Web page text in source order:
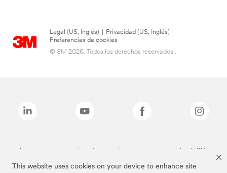
This website uses cookies on your device to enhance site
Legal (US, Inglés) Privacidad (US, Inglés)
Preferencias de cookies
© 3M 2026. Todos los derechos reservados..
Las marcas mencionadas anteriormente son marcas comerciales de 3M.